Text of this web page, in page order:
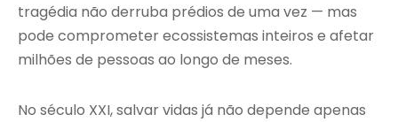
tragédia não derruba prédios de uma vez — mas
pode comprometer ecossistemas inteiros e afetar
milhões de pessoas ao longo de meses.
No século XXI, salvar vidas já não depende apenas